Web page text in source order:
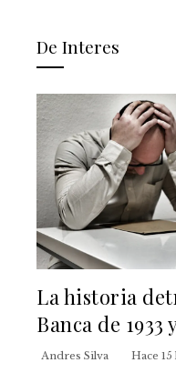
De Interes
La historia
Banca de 1933
Andres Silva Hace 15